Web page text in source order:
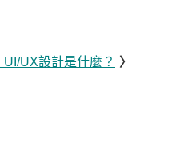
UX設計是什麼？ 〉